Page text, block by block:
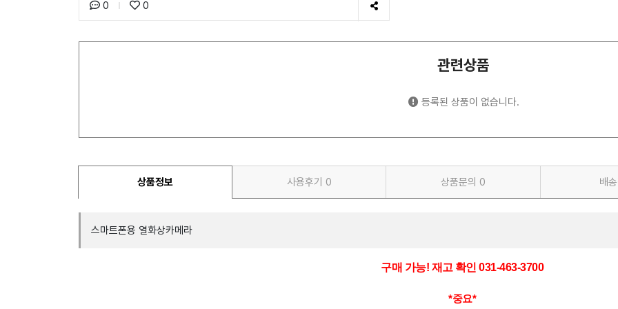
0 0
관련상품
등록된 상품이 없습니다.
상품정보 사용후기 0 상품문의 0 배
스마트폰용 열화상카메라
구매 가능! 재고 확인 031-463-3700
*중요*